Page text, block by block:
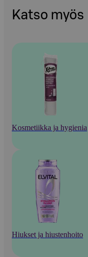
Katso myös
Kosmetiikka ja hygienia
Hiukset ja hiustenhoito